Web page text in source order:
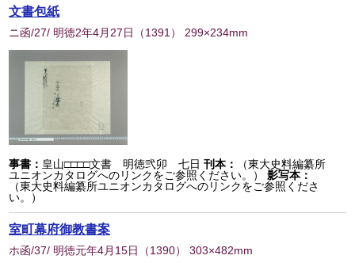
文書包紙
ニ函/27/ 明徳2年4月27日 （1391 ） 299×234mm
事書： 皇山□□□□文書 明徳弐卯 七日刊本：
（東大史料編纂所
ユニオンカタログへのリンクをご参照ください。）
影写本：
（東大史料編纂所ユニオンカタログへのリンクをご参照くださ
い。）
室町幕府御教書案
ホ函/37/ 明徳元年4月15日 （1390） 303×482mm